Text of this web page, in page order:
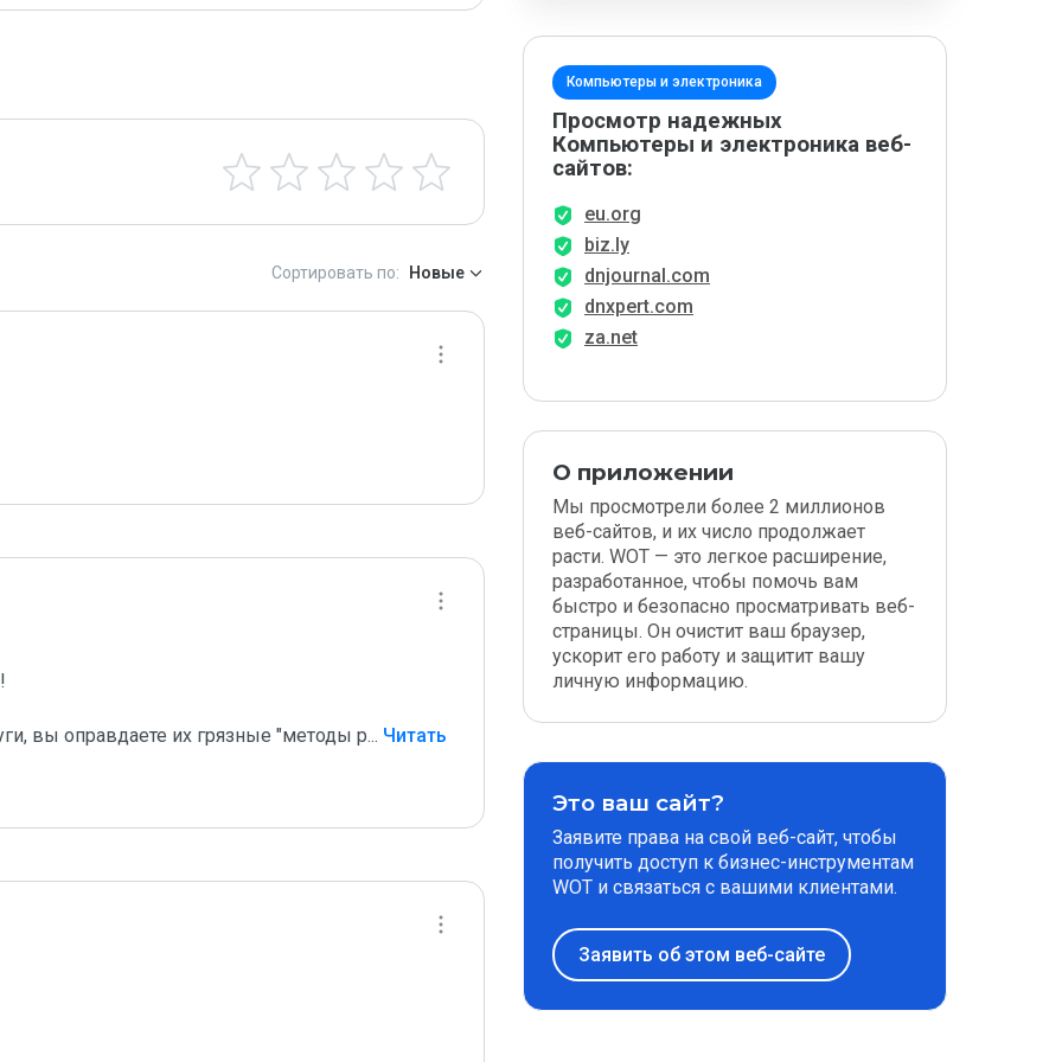
Сортировать по: Новые
вы оправдаете их грязные "методы р... Читать
Компьютеры и электроника
Просмотр надежных
Компьютеры и электроника веб-
сайтов:
eu.org
biz.ly
dnjournal.com
dnxpert.com
za.net
О приложении
Мы просмотрели более 2 миллионов
веб-сайтов, и их число продолжает
расти. WOT — это легкое расширение,
разработанное, чтобы помочь вам
быстро и безопасно просматривать веб-
страницы. Он очистит ваш браузер,
ускорит его работу и защитит вашу
личную информацию.
Это ваш сайт?
Заявите права на свой веб-сайт, чтобы
получить доступ к бизнес-инструментам
WOT и связаться с вашими клиентами.
Заявить об этом веб-сайте